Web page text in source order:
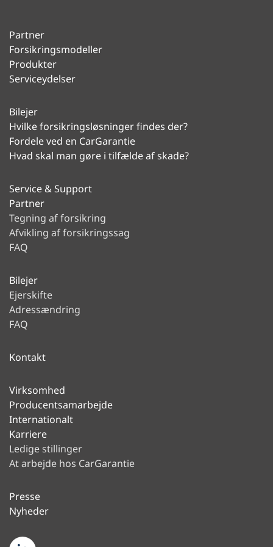
Partner
Forsikringsmodeller
Produkter
Serviceydelser
Bilejer
Hvilke forsikringsløsninger findes der?
Fordele ved en CarGarantie
Hvad skal man gøre i tilfælde af skade?
Service & Support
Partner
Tegning af forsikring
Afvikling af forsikringssag
FAQ
Bilejer
Ejerskifte
Adressændring
FAQ
Kontakt
Virksomhed
Producentsamarbejde
Internationalt
Karriere
Ledige stillinger
At arbejde hos CarGarantie
Presse
Nyheder